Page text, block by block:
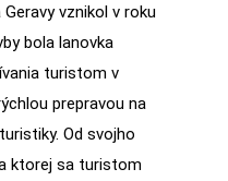
vznikol v roku
bola lanovka
turistom v
prepravou na
Od svojho
ktorej sa turistom